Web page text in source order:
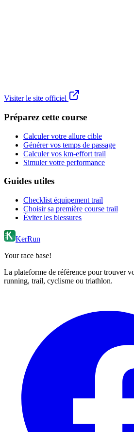
Visiter le site officiel
Préparez cette course
Calculer votre allure cible
Générer vos temps de passage
Calculer vos km-effort trail
Simuler votre performance
Guides utiles
Checklist équipement trail
Choisir sa première course trail
Éviter les blessures
KerRun
Your race base!
La plateforme de référence pour trouver
running, trail, cyclisme ou triathlon.